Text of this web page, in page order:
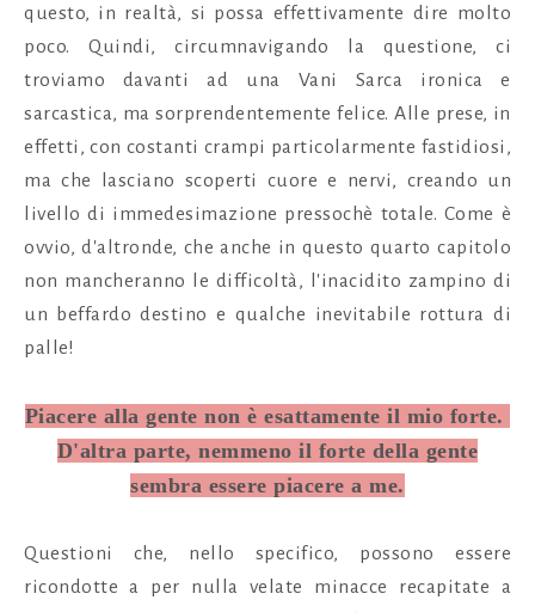
questo, in realtà, si possa effettivamente dire molto
poco. Quindi, circumnavigando la questione, ci
troviamo davanti ad una Vani Sarca ironica e
sarcastica, ma sorprendentemente felice. Alle prese, in
effetti, con costanti crampi particolarmente fastidiosi,
ma che lasciano scoperti cuore e nervi, creando un
livello di immedesimazione pressochè totale. Come è
ovvio, d'altronde, che anche in questo quarto capitolo
non mancheranno le difficoltà, l'inacidito zampino di
un beffardo destino e qualche inevitabile rottura di
palle!
Piacere alla gente non è esattamente il mio forte.
D'altra parte, nemmeno il forte della gente
sembra essere piacere a me.
Questioni che, nello specifico, possono essere
ricondotte a per nulla velate minacce recapitate a